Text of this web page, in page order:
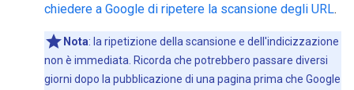
chiedere a Google di ripetere la scansione degli URL.
Nota: la ripetizione della scansione e dell'indicizzazione
non è immediata. Ricorda che potrebbero passare diversi
giorni dopo la pubblicazione di una pagina prima che Google